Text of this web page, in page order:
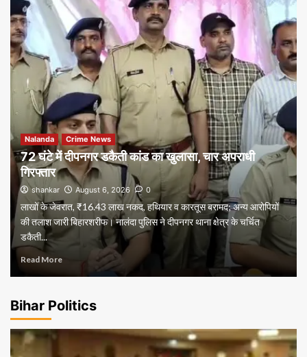
Nalanda Crime News
72 घंटे में दीपनगर डकैती कांड का खुलासा, चार अपराधी
गिरफ्तार
shankar August 6, 2026 0
लाखों के जेवरात, ₹16.43 लाख नकद, हथियार व कारतूस बरामद; अन्य आरोपियों
की तलाश जारी बिहारशरीफ। नालंदा पुलिस ने दीपनगर थाना क्षेत्र के चर्चित
डकैती...
Read More
Bihar Politics